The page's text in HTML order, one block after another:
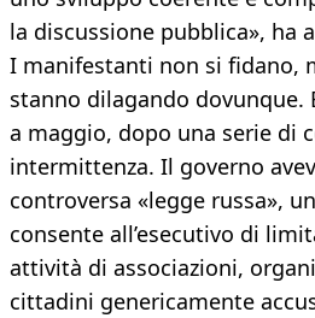
la discussione pubblica», ha
I manifestanti non si fidano,
stanno dilagando
a maggio, dopo una serie di
intermittenza. Il governo
controversa «legge russa»,
consente all’esecutivo di
attività di associazioni,
cittadini genericamente